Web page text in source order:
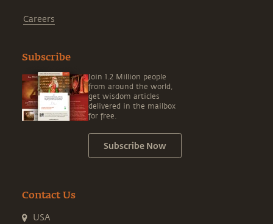
Careers
Subscribe
Join 1.2 Million people
from around the world,
get wisdom articles
delivered in the mailbox
for free.
Subscribe Now
Contact Us
USA